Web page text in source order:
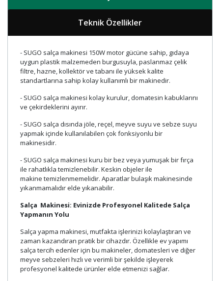
Teknik Özellikler
- SUGO salça makinesi 150W motor gücüne sahip, gıdaya
uygun plastik malzemeden burgusuyla, paslanmaz çelik
filtre, hazne, kollektör ve tabanı ile yüksek kalite
standartlarına sahip kolay kullanımlı bir makinedir.
- SUGO salça makinesi kolay kurulur, domatesin kabuklarını
ve çekirdeklerini ayırır.
- SUGO salça dısında jöle, reçel, meyve suyu ve sebze suyu
yapmak içinde kullanılabilen çok fonksiyonlu bir
makinesidir.
- SUGO salça makinesi kuru bir bez veya yumuşak bir fırça
ile rahatlıkla temizlenebilir. Keskin objeler ile
makine temizlenmemelidir. Aparatlar bulaşık makinesinde
yıkanmamalıdır elde yıkanabilir.
Salça Makinesi: Evinizde Profesyonel Kalitede Salça
Yapmanın Yolu
Salça yapma makinesi, mutfakta işlerinizi kolaylaştıran ve
zaman kazandıran pratik bir cihazdır. Özellikle ev yapımı
salça tercih edenler için bu makineler, domatesleri ve diğer
meyve sebzeleri hızlı ve verimli bir şekilde işleyerek
profesyonel kalitede ürünler elde etmenizi sağlar.